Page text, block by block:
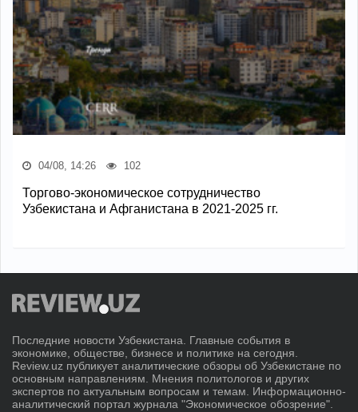
04/08, 14:26 102
Торгово-экономическое сотрудничество
Узбекистана и Афганистана в 2021-2025 гг.
Последние новости Узбекистана. Главные события в
экономике, обществе, бизнесе и политике на сегодня.
Review.uz публикует аналитические обзоры об Узбекистане по
основным направлениям. Мнения политологов и других
экспертов по актуальным вопросам и темам. Информационно-
аналитический портал журнала "Экономическое обозрение".